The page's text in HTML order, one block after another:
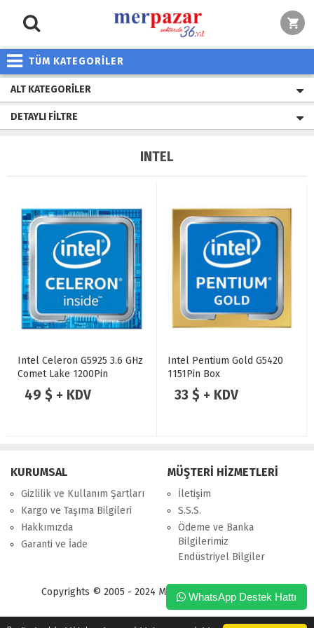
TÜM KATEGORİLER
ALT KATEGORILER
DETAYLI FILTRE
INTEL
Intel Celeron G5925 3.6 GHz
Comet Lake 1200Pin
49 $ + KDV
Intel Pentium Gold G5420
1151Pin Box
33 $ + KDV
KURUMSAL
Gizlilik ve Kullanım Şartları
Kargo ve Taşıma Bilgileri
Hakkımızda
Garanti ve İade
MÜŞTERİ HİZMETLERİ
İletişim
S.S.S.
Ödeme ve Banka
Bilgilerimiz
Endüstriyel Bilgiler
Copyrights © 2005 - 2024 Merpa Bilgi İşlem Ltd. Şti.
WhatsApp Destek Hattı